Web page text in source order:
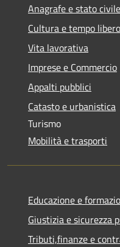
Anagrafe e stato civile
Cultura e tempo libero
Vita lavorativa
Imprese e Commercio
Appalti pubblici
Catasto e urbanistica
Turismo
Mobilità e trasporti
Educazione e
Giustizia e sicurezza
Tributi,finanze e